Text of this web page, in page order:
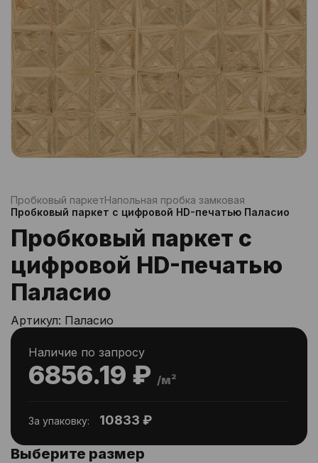
Пробковый паркетНапольная пробка замковая
Пробковый паркет с цифровой HD-печатью Паласио
Пробковый паркет с
цифровой HD-печатью
Паласио
Артикул: Паласио
6856.19 ₽ /м²
Наличие по запросу
За упаковку: 10833 ₽
Выберите размер